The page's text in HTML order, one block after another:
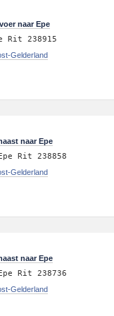
naar Epe
Rit 238915
Gelderland
naar Epe
Rit 238858
Gelderland
naar Epe
Rit 238736
Gelderland